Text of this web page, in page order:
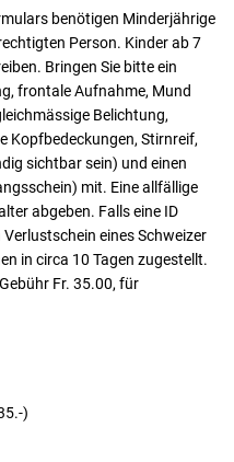
benötigen Minderjährige
Person. Kinder ab 7
Bringen Sie bitte ein
frontale Aufnahme, Mund
Belichtung,
Kopfbedeckungen, Stirnreif,
sichtbar sein) und einen
mit. Eine allfällige
abgeben. Falls eine ID
eines Schweizer
in circa 10 Tagen zugestellt.
Fr. 35.00, für
)